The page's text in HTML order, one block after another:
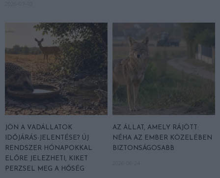
JÖN A VADÁLLATOK
IDŐJÁRÁS-JELENTÉSE? ÚJ
RENDSZER HÓNAPOKKAL
ELŐRE JELEZHETI, KIKET
PERZSEL MEG A HŐSÉG
AZ ÁLLAT, AMELY RÁJÖTT:
NÉHA AZ EMBER KÖZELÉBEN
BIZTONSÁGOSABB